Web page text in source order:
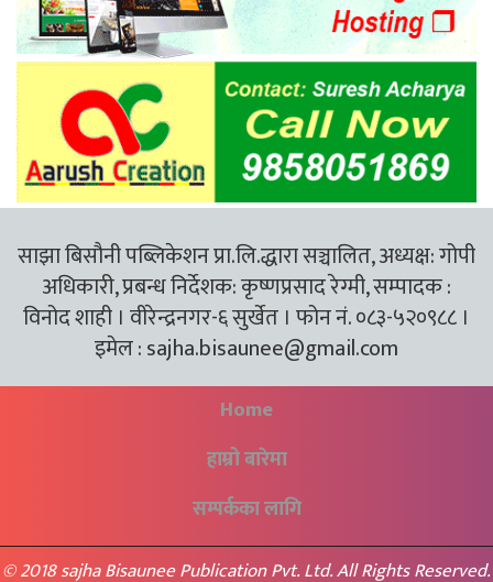
साझा बिसौनी पब्लिकेशन प्रा.लि.द्धारा सञ्चालित, अध्यक्ष: गोपी
अधिकारी, प्रबन्ध निर्देशक: कृष्णप्रसाद रेग्मी, सम्पादक :
विनोद शाही । वीरेन्द्रनगर-६ सुर्खेत । फोन नं. ०८३-५२०९८८ ।
इमेल :sajha.bisaunee@gmail.com
Home
हाम्रो बारेमा
सम्पर्कका लागि
© 2018 sajha Bisaunee Publication Pvt. Ltd. All Rights Reserved.